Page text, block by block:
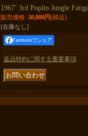
1967’ 3rd Poplin Jungle
販売価格: 30,800円(税込)
[在庫なし]
Facebookでシェア
返品特約に関する重要事項